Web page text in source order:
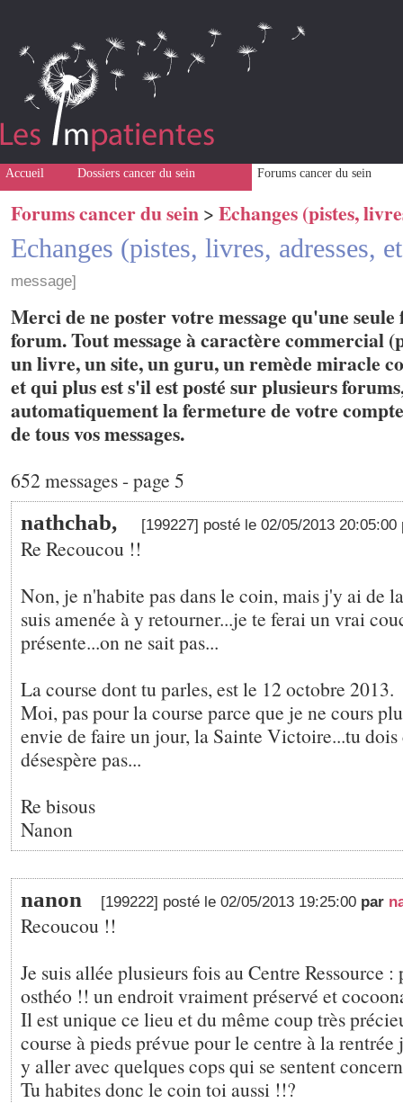
Accueil Dossiers cancer du sein Forums cancer du sein
Forums cancer du sein > Echanges (pistes,
Echanges (pistes, livres, adresses,
message]
Merci de ne poster votre message qu'une seule
forum. Tout message à caractère commercial
un livre, un site, un guru, un remède miracle
et qui plus est s'il est posté sur plusieurs
automatiquement la fermeture de votre
de tous vos messages.
652 messages - page 5
nathchab, [199227] posté le 02/05/2013 20:05:00
Re Recoucou !!
Non, je n'habite pas dans le coin, mais j'y ai de
suis amenée à y retourner...je te ferai un vrai
présente...on ne sait pas...
La course dont tu parles, est le 12 octobre 2013.
Moi, pas pour la course parce que je ne cours
envie de faire un jour, la Sainte Victoire...tu dois
désespère pas...
Re bisous
Nanon
nanon [199222] posté le 02/05/2013 19:25:00 par
Recoucou !!
Je suis allée plusieurs fois au Centre Ressource :
osthéo !! un endroit vraiment préservé et
Il est unique ce lieu et du même coup très
course à pieds prévue pour le centre à la rentrée
y aller avec quelques cops qui se sentent
Tu habites donc le coin toi aussi !!?